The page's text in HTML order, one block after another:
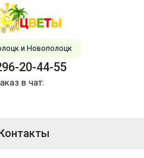
и Новополоцк
20-44-55
в чат: